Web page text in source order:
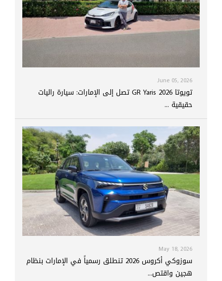
June 05, 2026
تويوتا GR Yaris 2026 تصل إلى الإمارات: سيارة راليات
حقيقية ...
May 18, 2026
سوزوكي أكروس 2026 تنطلق رسمياً في الإمارات بنظام
هجين واقتص...